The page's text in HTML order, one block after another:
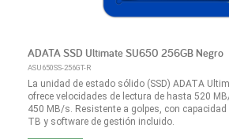
ADATA SSD Ultimate SU650 256GB Negro
ASU650SS-256GT-R
La unidad de estado sólido (SSD) ADATA
ofrece velocidades de lectura de hasta 520
450 MB/s. Resistente a golpes, con
TB y software de gestión incluido.